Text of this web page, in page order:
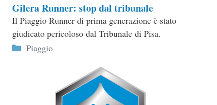
Gilera Runner: stop dal tribunale
Il Piaggio Runner di prima generazione è stato
giudicato pericoloso dal Tribunale di Pisa.
Categorie
Piaggio